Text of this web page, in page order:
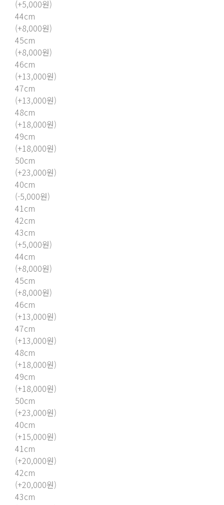
(+5,000원)
44cm
(+8,000원)
45cm
(+8,000원)
46cm
(+13,000원)
47cm
(+13,000원)
48cm
(+18,000원)
49cm
(+18,000원)
50cm
(+23,000원)
40cm
(-5,000원)
41cm
42cm
43cm
(+5,000원)
44cm
(+8,000원)
45cm
(+8,000원)
46cm
(+13,000원)
47cm
(+13,000원)
48cm
(+18,000원)
49cm
(+18,000원)
50cm
(+23,000원)
40cm
(+15,000원)
41cm
(+20,000원)
42cm
(+20,000원)
43cm